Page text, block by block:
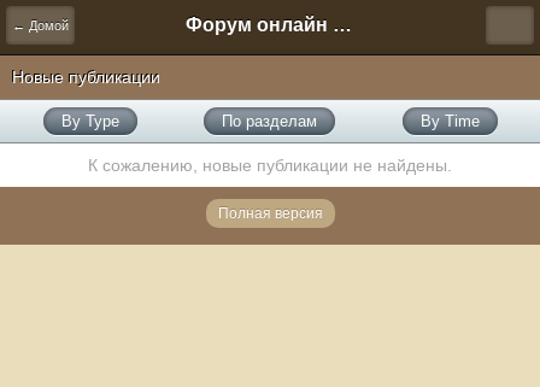
← Домой Форум онлайн игры "Новая Эра" (Нюра Биз)
Новые публикации
By Type По разделам By Time
К сожалению, новые публикации не найдены.
Полная версия